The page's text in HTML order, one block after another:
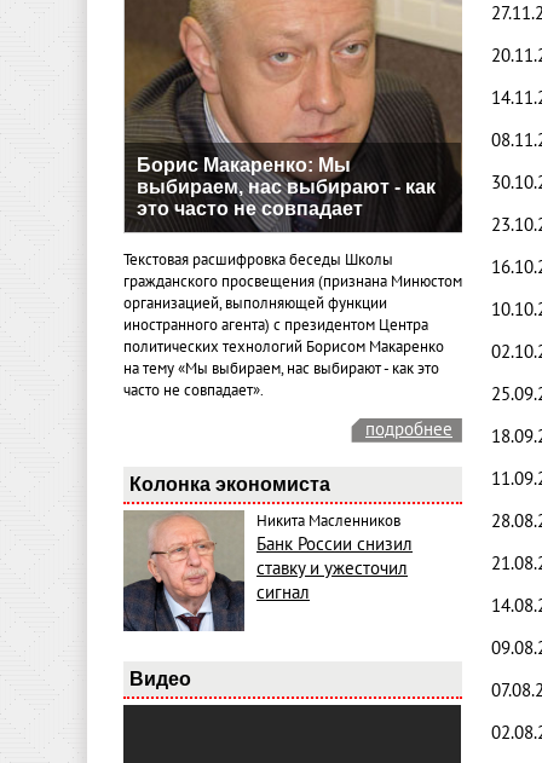
Борис Макаренко: Мы
выбираем, нас выбирают - как
это часто не совпадает
Текстовая расшифровка беседы Школы
гражданского просвещения (признана Минюстом
организацией, выполняющей функции
иностранного агента) с президентом Центра
политических технологий Борисом Макаренко
на тему «Мы выбираем, нас выбирают - как это
часто не совпадает».
подробнее
Колонка экономиста
Никита Масленников
Банк России снизил
ставку и ужесточил
сигнал
Видео